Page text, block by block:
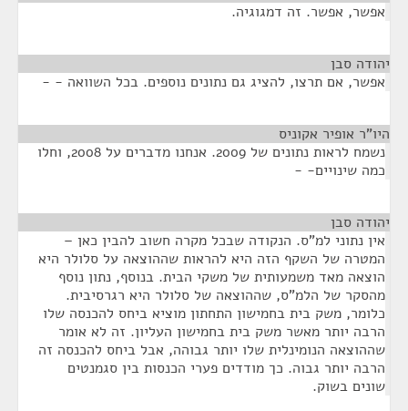
אפשר, אפשר. זה דמגוגיה.
יהודה סבן
אפשר, אם תרצו, להציג גם נתונים נוספים. בכל השוואה - -
היו"ר אופיר אקוניס
נשמח לראות נתונים של 2009. אנחנו מדברים על 2008, וחלו
כמה שינויים- -
יהודה סבן
אין נתוני למ"ס. הנקודה שבכל מקרה חשוב להבין כאן –
המטרה של השקף הזה היא להראות שההוצאה על סלולר היא
הוצאה מאד משמעותית של משקי הבית. בנוסף, נתון נוסף
מהסקר של הלמ"ס, שההוצאה של סלולר היא רגרסיבית.
כלומר, משק בית בחמישון התחתון מוציא ביחס להכנסה שלו
הרבה יותר מאשר משק בית בחמישון העליון. זה לא אומר
שההוצאה הנומינלית שלו יותר גבוהה, אבל ביחס להכנסה זה
הרבה יותר גבוה. כך מודדים פערי הכנסות בין סגמנטים
שונים בשוק.